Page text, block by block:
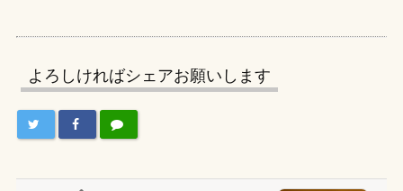
よろしければシェアお願いします